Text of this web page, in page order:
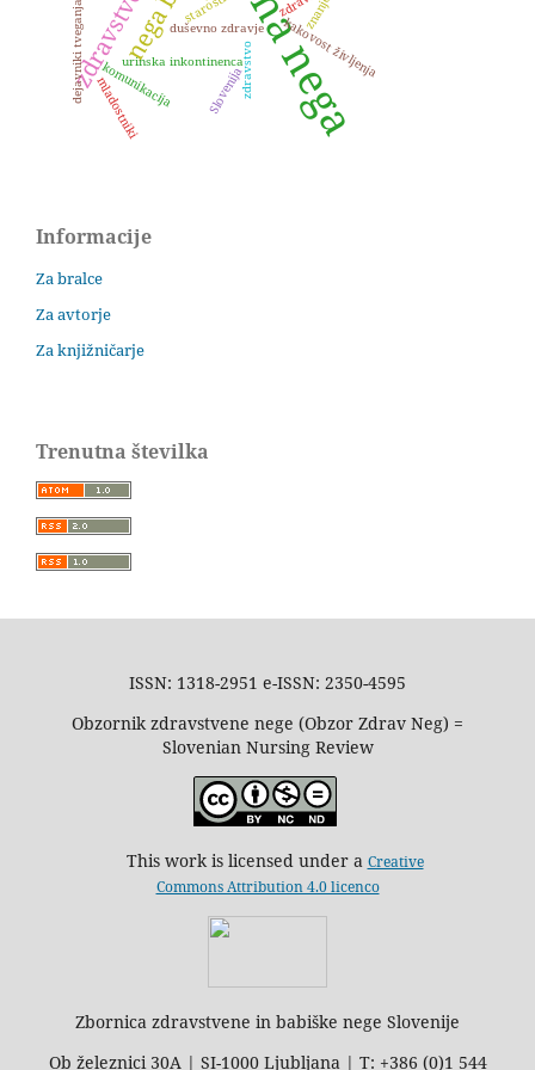
duševno zdravje
urinska inkontinenca
komunikacija
kakovost življenja
znanje
zdravstvo
dejavniki tveganja
mladostniki Slovenija
Informacije
Za bralce
Za avtorje
Za knjižničarje
Trenutna številka
ISSN: 1318-2951 e-ISSN: 2350-4595
Obzornik zdravstvene nege (Obzor Zdrav Neg) =
Slovenian Nursing Review
This work is licensed under a Creative
Commons Attribution 4.0 licenco
Zbornica zdravstvene in babiške nege Slovenije
Ob železnici 30A | SI-1000 Ljubljana | T: +386 (0)1 544